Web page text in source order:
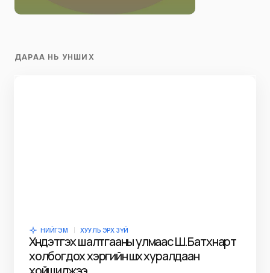
ДАРАА НЬ УНШИХ
НИЙГЭМ ХУУЛЬ ЭРХ ЗҮЙ
Хүндэтгэх шалтгааны улмаас Ш.Батхүү нарт
холбогдох хэргийн шүүх хуралдаан